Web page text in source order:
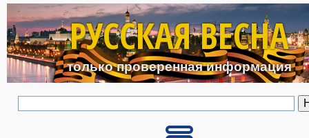
Перейти к основному
РУССКАЯ ВЕСНА
только проверенная информация